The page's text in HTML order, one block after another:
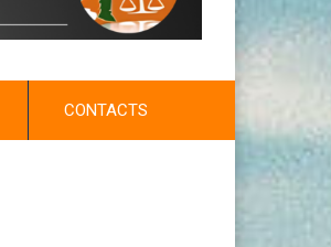
CONTACTS